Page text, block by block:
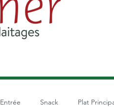
Entrée Snack Plat